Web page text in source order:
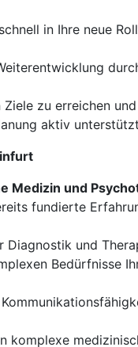
in Ihre neue
zu erreichen
aktiv
Medizin und
fundierte
Diagnostik und
Bedürfnisse
komplexe